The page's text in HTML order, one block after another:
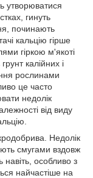
утворюватися
гинуть
починають
кальцію гірше
гіркою м'якоті
калійних і
рослинами
це часто
недолік
від виду
Недолік
смугами вздовж
особливо з
найчастіше на